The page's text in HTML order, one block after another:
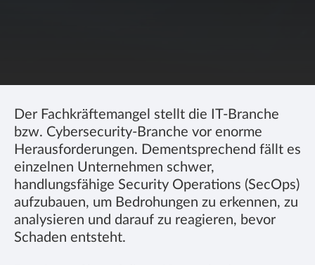
Der Fachkräftemangel stellt die IT-Branche
bzw. Cybersecurity-Branche vor enorme
Herausforderungen. Dementsprechend fällt es
einzelnen Unternehmen schwer,
handlungsfähige Security Operations (SecOps)
aufzubauen, um Bedrohungen zu erkennen, zu
analysieren und darauf zu reagieren, bevor
Schaden entsteht.